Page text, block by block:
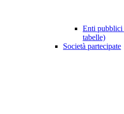
Enti pubblici
tabelle)
Società partecipate